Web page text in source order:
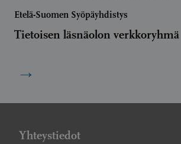
Etelä-Suomen Syöpäyhdistys
Tietoisen läsnäolon verkkoryhmä
→
Yhteystiedot